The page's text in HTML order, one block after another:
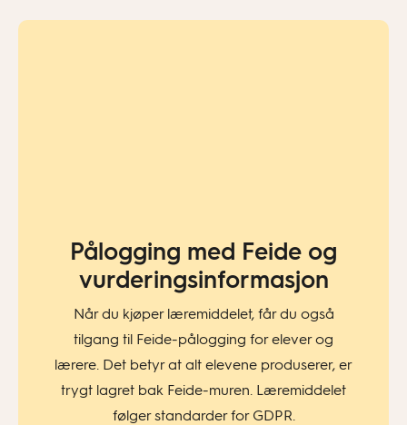
Pålogging med Feide og
vurderingsinformasjon​
Når du kjøper læremiddelet, får du også
tilgang til Feide-pålogging for elever og
lærere. Det betyr at alt elevene produserer, er
trygt lagret bak Feide-muren. Læremiddelet
følger standarder for GDPR.